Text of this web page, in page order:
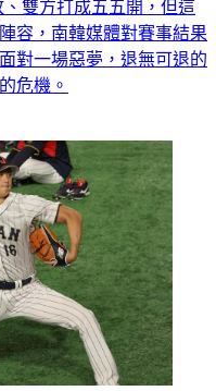
雙方打成五五開，但這
容，南韓媒體對賽事結果
對一場惡夢，退無可退的
危機。